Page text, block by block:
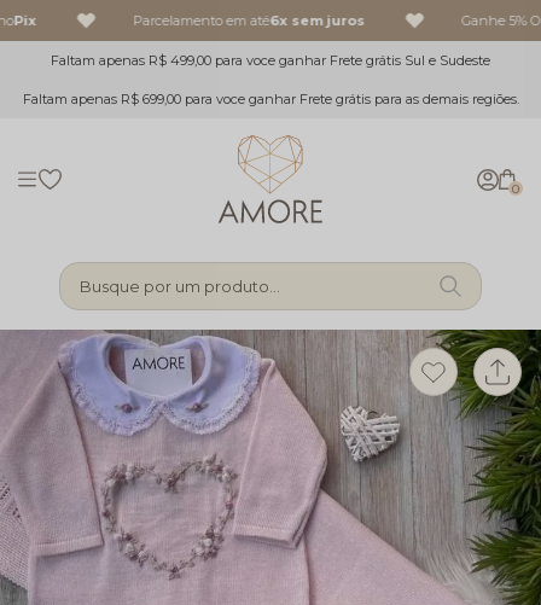
Pix Parcelamento em até6x sem juros Ganhe 5%
Faltam apenas R$ 499,00 para voce ganhar Frete grátis Sul e Sudeste
Faltam apenas R$ 699,00 para voce ganhar Frete grátis para as demais regiões.
0
Busque por um produto...